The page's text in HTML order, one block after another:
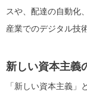
スや、配達の自動化
産業でのデジタル技
新しい資本主義
「新しい資本主義